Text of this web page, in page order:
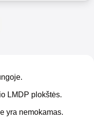
LMDP plokštės.
yra nemokamas.